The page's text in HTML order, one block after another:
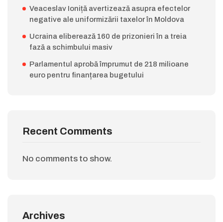
Veaceslav Ioniță avertizează asupra efectelor
negative ale uniformizării taxelor în Moldova
Ucraina eliberează 160 de prizonieri în a treia
fază a schimbului masiv
Parlamentul aprobă împrumut de 218 milioane
euro pentru finanțarea bugetului
Recent Comments
No comments to show.
Archives